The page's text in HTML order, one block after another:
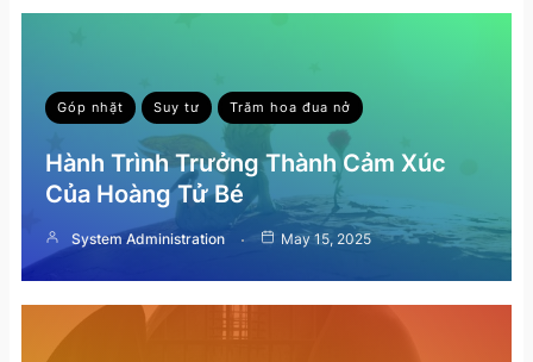
Góp nhặt Suy tư Trăm hoa đua nở
Hành Trình Trưởng Thành Cảm Xúc
Của Hoàng Tử Bé
System Administration May 15, 2025